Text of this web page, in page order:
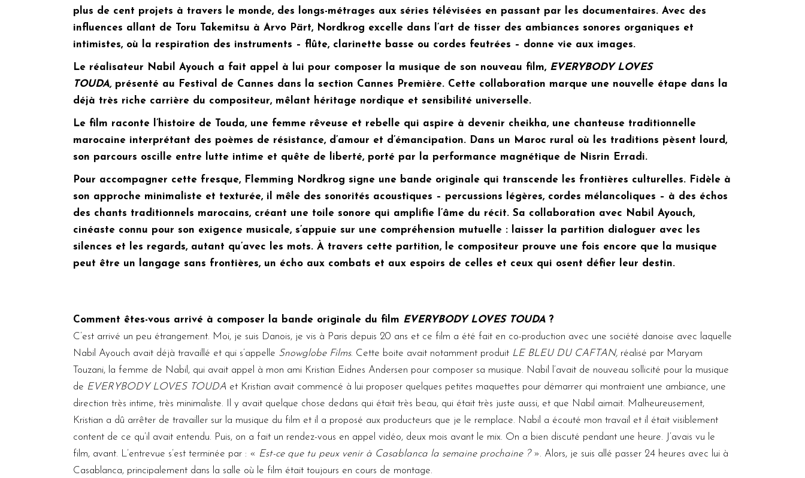
plus de cent projets à travers le monde, des longs-métrages aux séries télévisées en passant par les documentaires. Avec des
influences allant de Toru Takemitsu à Arvo Pärt, Nordkrog excelle dans l’art de tisser des ambiances sonores organiques et
intimistes, où la respiration des instruments – flûte, clarinette basse ou cordes feutrées – donne vie aux images.
Le réalisateur Nabil Ayouch a fait appel à lui pour composer la musique de son nouveau film, EVERYBODY LOVES
TOUDA, présenté au Festival de Cannes dans la section Cannes Première. Cette collaboration marque une nouvelle étape dans la
déjà très riche carrière du compositeur, mêlant héritage nordique et sensibilité universelle.
Le film raconte l’histoire de Touda, une femme rêveuse et rebelle qui aspire à devenir cheikha, une chanteuse traditionnelle
marocaine interprétant des poèmes de résistance, d’amour et d’émancipation. Dans un Maroc rural où les traditions pèsent lourd,
son parcours oscille entre lutte intime et quête de liberté, porté par la performance magnétique de Nisrin Erradi.
Pour accompagner cette fresque, Flemming Nordkrog signe une bande originale qui transcende les frontières culturelles. Fidèle à
son approche minimaliste et texturée, il mêle des sonorités acoustiques – percussions légères, cordes mélancoliques – à des échos
des chants traditionnels marocains, créant une toile sonore qui amplifie l’âme du récit. Sa collaboration avec Nabil Ayouch,
cinéaste connu pour son exigence musicale, s’appuie sur une compréhension mutuelle : laisser la partition dialoguer avec les
silences et les regards, autant qu’avec les mots. À travers cette partition, le compositeur prouve une fois encore que la musique
peut être un langage sans frontières, un écho aux combats et aux espoirs de celles et ceux qui osent défier leur destin.
Comment êtes-vous arrivé à composer la bande originale du film EVERYBODY LOVES TOUDA ?
C’est arrivé un peu étrangement. Moi, je suis Danois, je vis à Paris depuis 20 ans et ce film a été fait en co-production avec une société danoise avec laquelle
Nabil Ayouch avait déjà travaillé et qui s’appelle Snowglobe Films. Cette boite avait notamment produit LE BLEU DU CAFTAN, réalisé par Maryam
Touzani, la femme de Nabil, qui avait appel à mon ami Kristian Eidnes Andersen pour composer sa musique. Nabil l’avait de nouveau sollicité pour la musique
de EVERYBODY LOVES TOUDA et Kristian avait commencé à lui proposer quelques petites maquettes pour démarrer qui montraient une ambiance, une
direction très intime, très minimaliste. Il y avait quelque chose dedans qui était très beau, qui était très juste aussi, et que Nabil aimait. Malheureusement,
Kristian a dû arrêter de travailler sur la musique du film et il a proposé aux producteurs que je le remplace. Nabil a écouté mon travail et il était visiblement
content de ce qu’il avait entendu. Puis, on a fait un rendez-vous en appel vidéo, deux mois avant le mix. On a bien discuté pendant une heure. J’avais vu le
film, avant. L’entrevue s’est terminée par : « Est-ce que tu peux venir à Casablanca la semaine prochaine ?». Alors, je suis allé passer 24 heures avec lui à
Casablanca, principalement dans la salle où le film était toujours en cours de montage.